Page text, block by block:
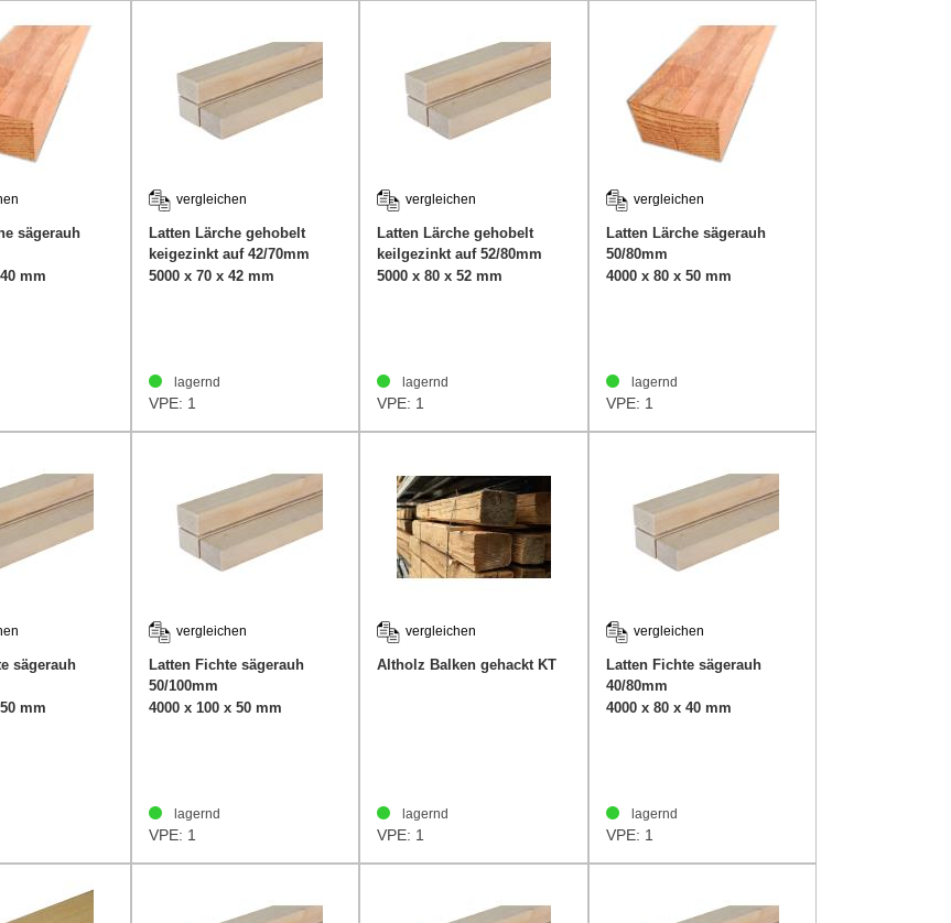
sägerauh
mm
vergleichen
Latten Lärche gehobelt
keigezinkt auf 42/70mm
5000 x 70 x 42 mm
lagernd
VPE: 1
vergleichen
Latten Lärche gehobelt
keilgezinkt auf 52/80mm
5000 x 80 x 52 mm
lagernd
VPE: 1
vergleichen
Latten Lärche sägerauh
50/80mm
4000 x 80 x 50 mm
lagernd
VPE: 1
sägerauh
mm
vergleichen
Latten Fichte sägerauh
50/100mm
4000 x 100 x 50 mm
lagernd
VPE: 1
vergleichen
Altholz Balken gehackt KT
lagernd
VPE: 1
vergleichen
Latten Fichte sägerauh
40/80mm
4000 x 80 x 40 mm
lagernd
VPE: 1